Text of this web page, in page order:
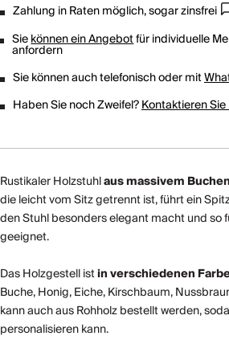
Zahlung in Raten möglich, sogar zinsfrei
Siekönnen ein Angebotfür individuelle
anfordern
Sie können auch telefonisch oder mit
Haben Sie noch Zweifel?Kontaktieren Sie
Rustikaler Holzstuhlaus massivem
die leicht vom Sitz getrennt ist, führt ein
den Stuhl besonders elegant macht und so
geeignet.
Das Holzgestell istin verschiedenen
Buche, Honig, Eiche, Kirschbaum,
kann auch aus Rohholz bestellt werden,
personalisieren kann.